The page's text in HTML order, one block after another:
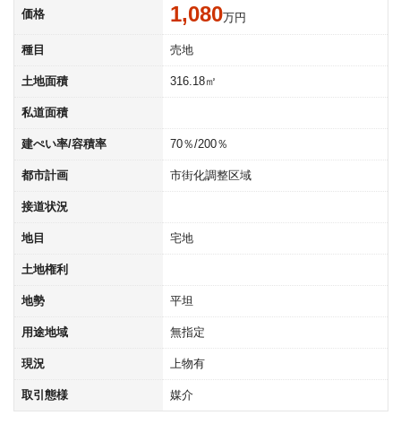
価格 1,080万円
種目 売地
土地面積 316.18㎡
私道面積
建ぺい率/容積率 70％/200％
都市計画 市街化調整区域
接道状況
地目 宅地
土地権利
地勢 平坦
用途地域 無指定
現況 上物有
取引態様 媒介